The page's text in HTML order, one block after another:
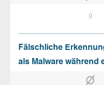
0
Fälschliche
als Malware während